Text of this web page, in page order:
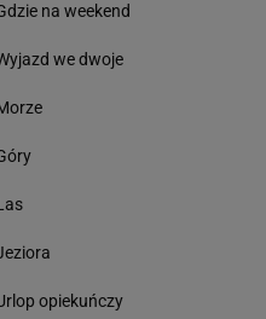
na weekend
we dwoje
opiekuńczy